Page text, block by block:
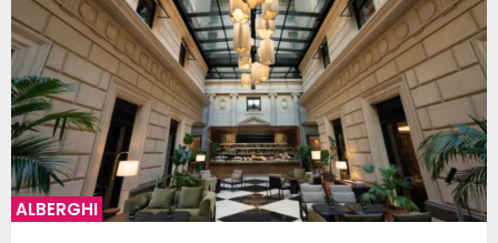
ALBERGHI